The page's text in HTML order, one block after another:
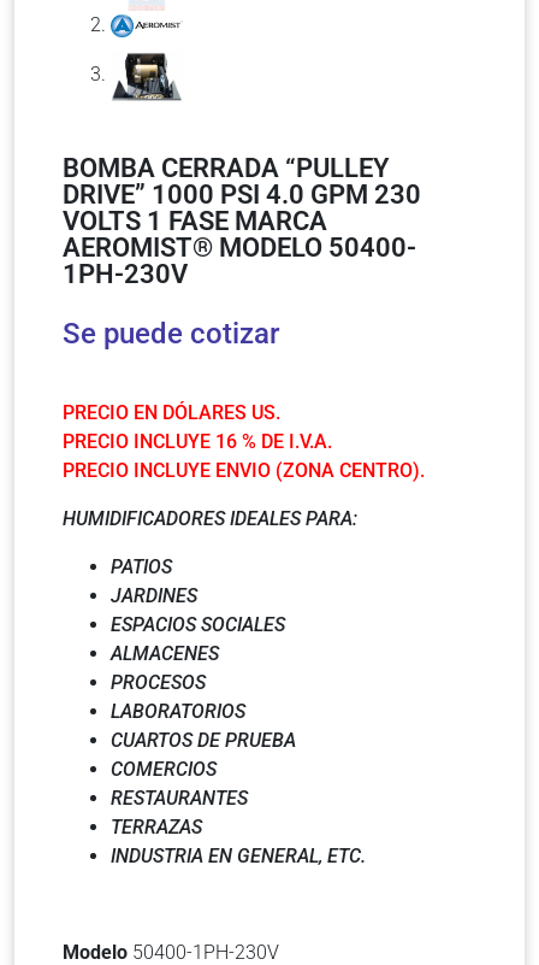
BOMBA CERRADA “PULLEY
DRIVE” 1000 PSI 4.0 GPM 230
VOLTS 1 FASE MARCA
AEROMIST® MODELO 50400-
1PH-230V
Se puede cotizar
PRECIO EN DÓLARES US.
PRECIO INCLUYE 16 % DE I.V.A.
PRECIO INCLUYE ENVIO (ZONA CENTRO).
HUMIDIFICADORES IDEALES PARA:
PATIOS
JARDINES
ESPACIOS SOCIALES
ALMACENES
PROCESOS
LABORATORIOS
CUARTOS DE PRUEBA
COMERCIOS
RESTAURANTES
TERRAZAS
INDUSTRIA EN GENERAL, ETC.
Modelo 50400-1PH-230V